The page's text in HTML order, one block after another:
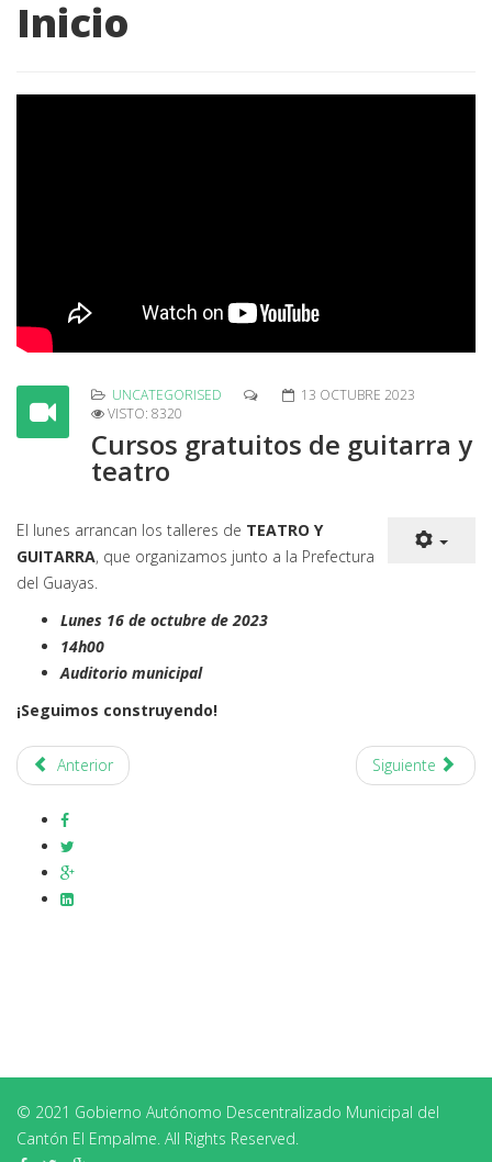
Inicio
UNCATEGORISED
13 OCTUBRE 2023
VISTO: 8320
Cursos gratuitos de guitarra y
teatro
El lunes arrancan los talleres de TEATRO Y
GUITARRA, que organizamos junto a la Prefectura
del Guayas.
Lunes 16 de octubre de 2023
14h00
Auditorio municipal
¡Seguimos construyendo!
Anterior Siguiente
© 2021 Gobierno Autónomo Descentralizado Municipal del
Cantón El Empalme. All Rights Reserved.